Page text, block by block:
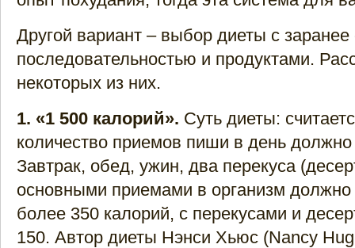
Другой вариант – выбор диеты с
последовательностью и продуктами.
некоторых из них.
1. «1 500 калорий». Суть диеты:
количество приемов пиши в день должно
Завтрак, обед, ужин, два перекуса
основными приемами в организм должно
более 350 калорий, с перекусами и
150. Автор диеты Нэнси Хьюс (Nancy